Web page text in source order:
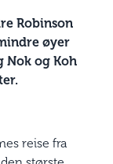
Robinson
øyer
Nok og Koh
reise fra